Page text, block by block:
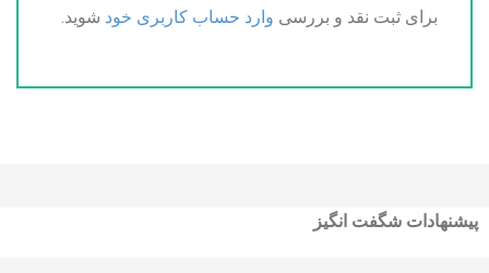
برای ثبت نقد و بررسی وارد حساب کاربری خود شوید.
پیشنهادات شگفت انگیز